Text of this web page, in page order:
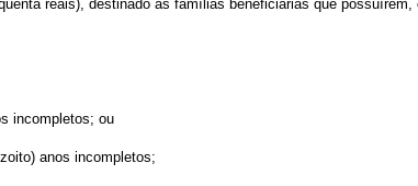
reais), destinado às famílias beneficiárias que
incompletos; ou
anos incompletos;